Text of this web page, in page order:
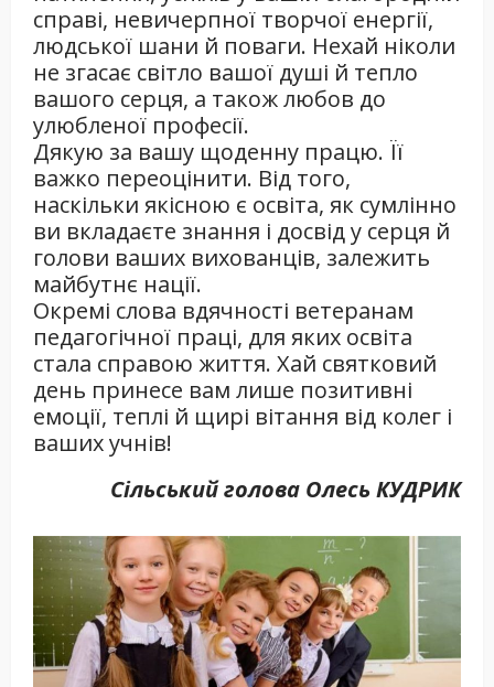
справі, невичерпної творчої енергії,
людської шани й поваги. Нехай ніколи
не згасає світло вашої душі й тепло
вашого серця, а також любов до
улюбленої професії.
Дякую за вашу щоденну працю. Її
важко переоцінити. Від того,
наскільки якісною є освіта, як сумлінно
ви вкладаєте знання і досвід у серця й
голови ваших вихованців, залежить
майбутнє нації.
Окремі слова вдячності ветеранам
педагогічної праці, для яких освіта
стала справою життя. Хай святковий
день принесе вам лише позитивні
емоції, теплі й щирі вітання від колег і
ваших учнів!
Сільський голова Олесь КУДРИК